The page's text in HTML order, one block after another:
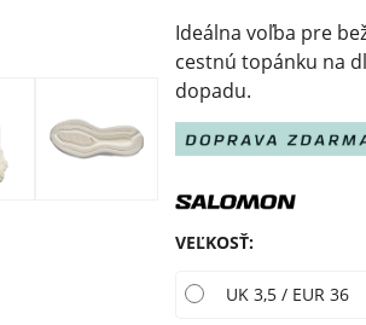
Ideálna voľba pre
cestnú topánku na
dopadu.
VEĽKOSŤ:
UK 3,5 / EUR 36